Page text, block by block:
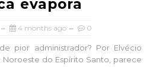
evapora
4 months ago 0
pior administrador? Por Elvécio
do Espírito Santo, parece